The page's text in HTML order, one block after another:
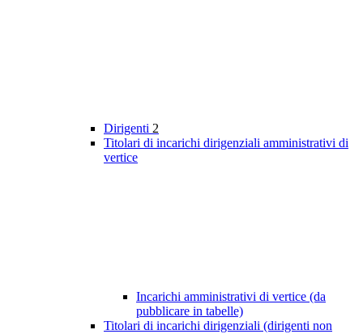
Dirigenti 2
Titolari di incarichi dirigenziali amministrativi di
vertice
Incarichi amministrativi di vertice (da
pubblicare in tabelle)
Titolari di incarichi dirigenziali (dirigenti non